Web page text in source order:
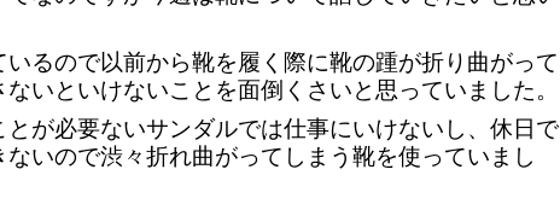
るので以前から靴を履く際に靴の踵が折り曲がって
いといけないことを面倒くさいと思っていました。
とが必要ないサンダルでは仕事にいけないし、休日で
いので渋々折れ曲がってしまう靴を使っていまし